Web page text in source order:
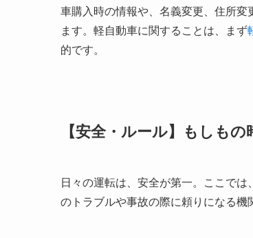
車購入時の情報や、名義変更、住所
ます。軽自動車に関することは、まず
的です。
【安全・ルール】もしも
日々の運転は、安全が第一。ここで
のトラブルや事故の際に頼りになる機